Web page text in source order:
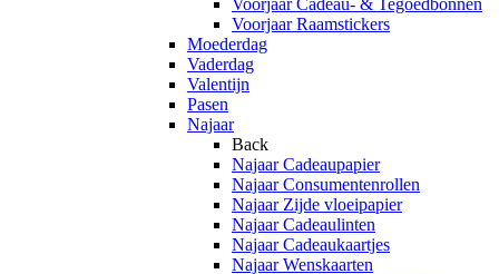
Voorjaar Cadeau- & Tegoedbonnen
Voorjaar Raamstickers
Moederdag
Vaderdag
Valentijn
Pasen
Najaar
Back
Najaar Cadeaupapier
Najaar Consumentenrollen
Najaar Zijde vloeipapier
Najaar Cadeaulinten
Najaar Cadeaukaartjes
Najaar Wenskaarten